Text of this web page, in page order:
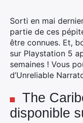
Sorti en mai
partie de ces
être connues. Et,
sur Playstation 5
semaines ! Vous
d’Unreliable
The
disponible